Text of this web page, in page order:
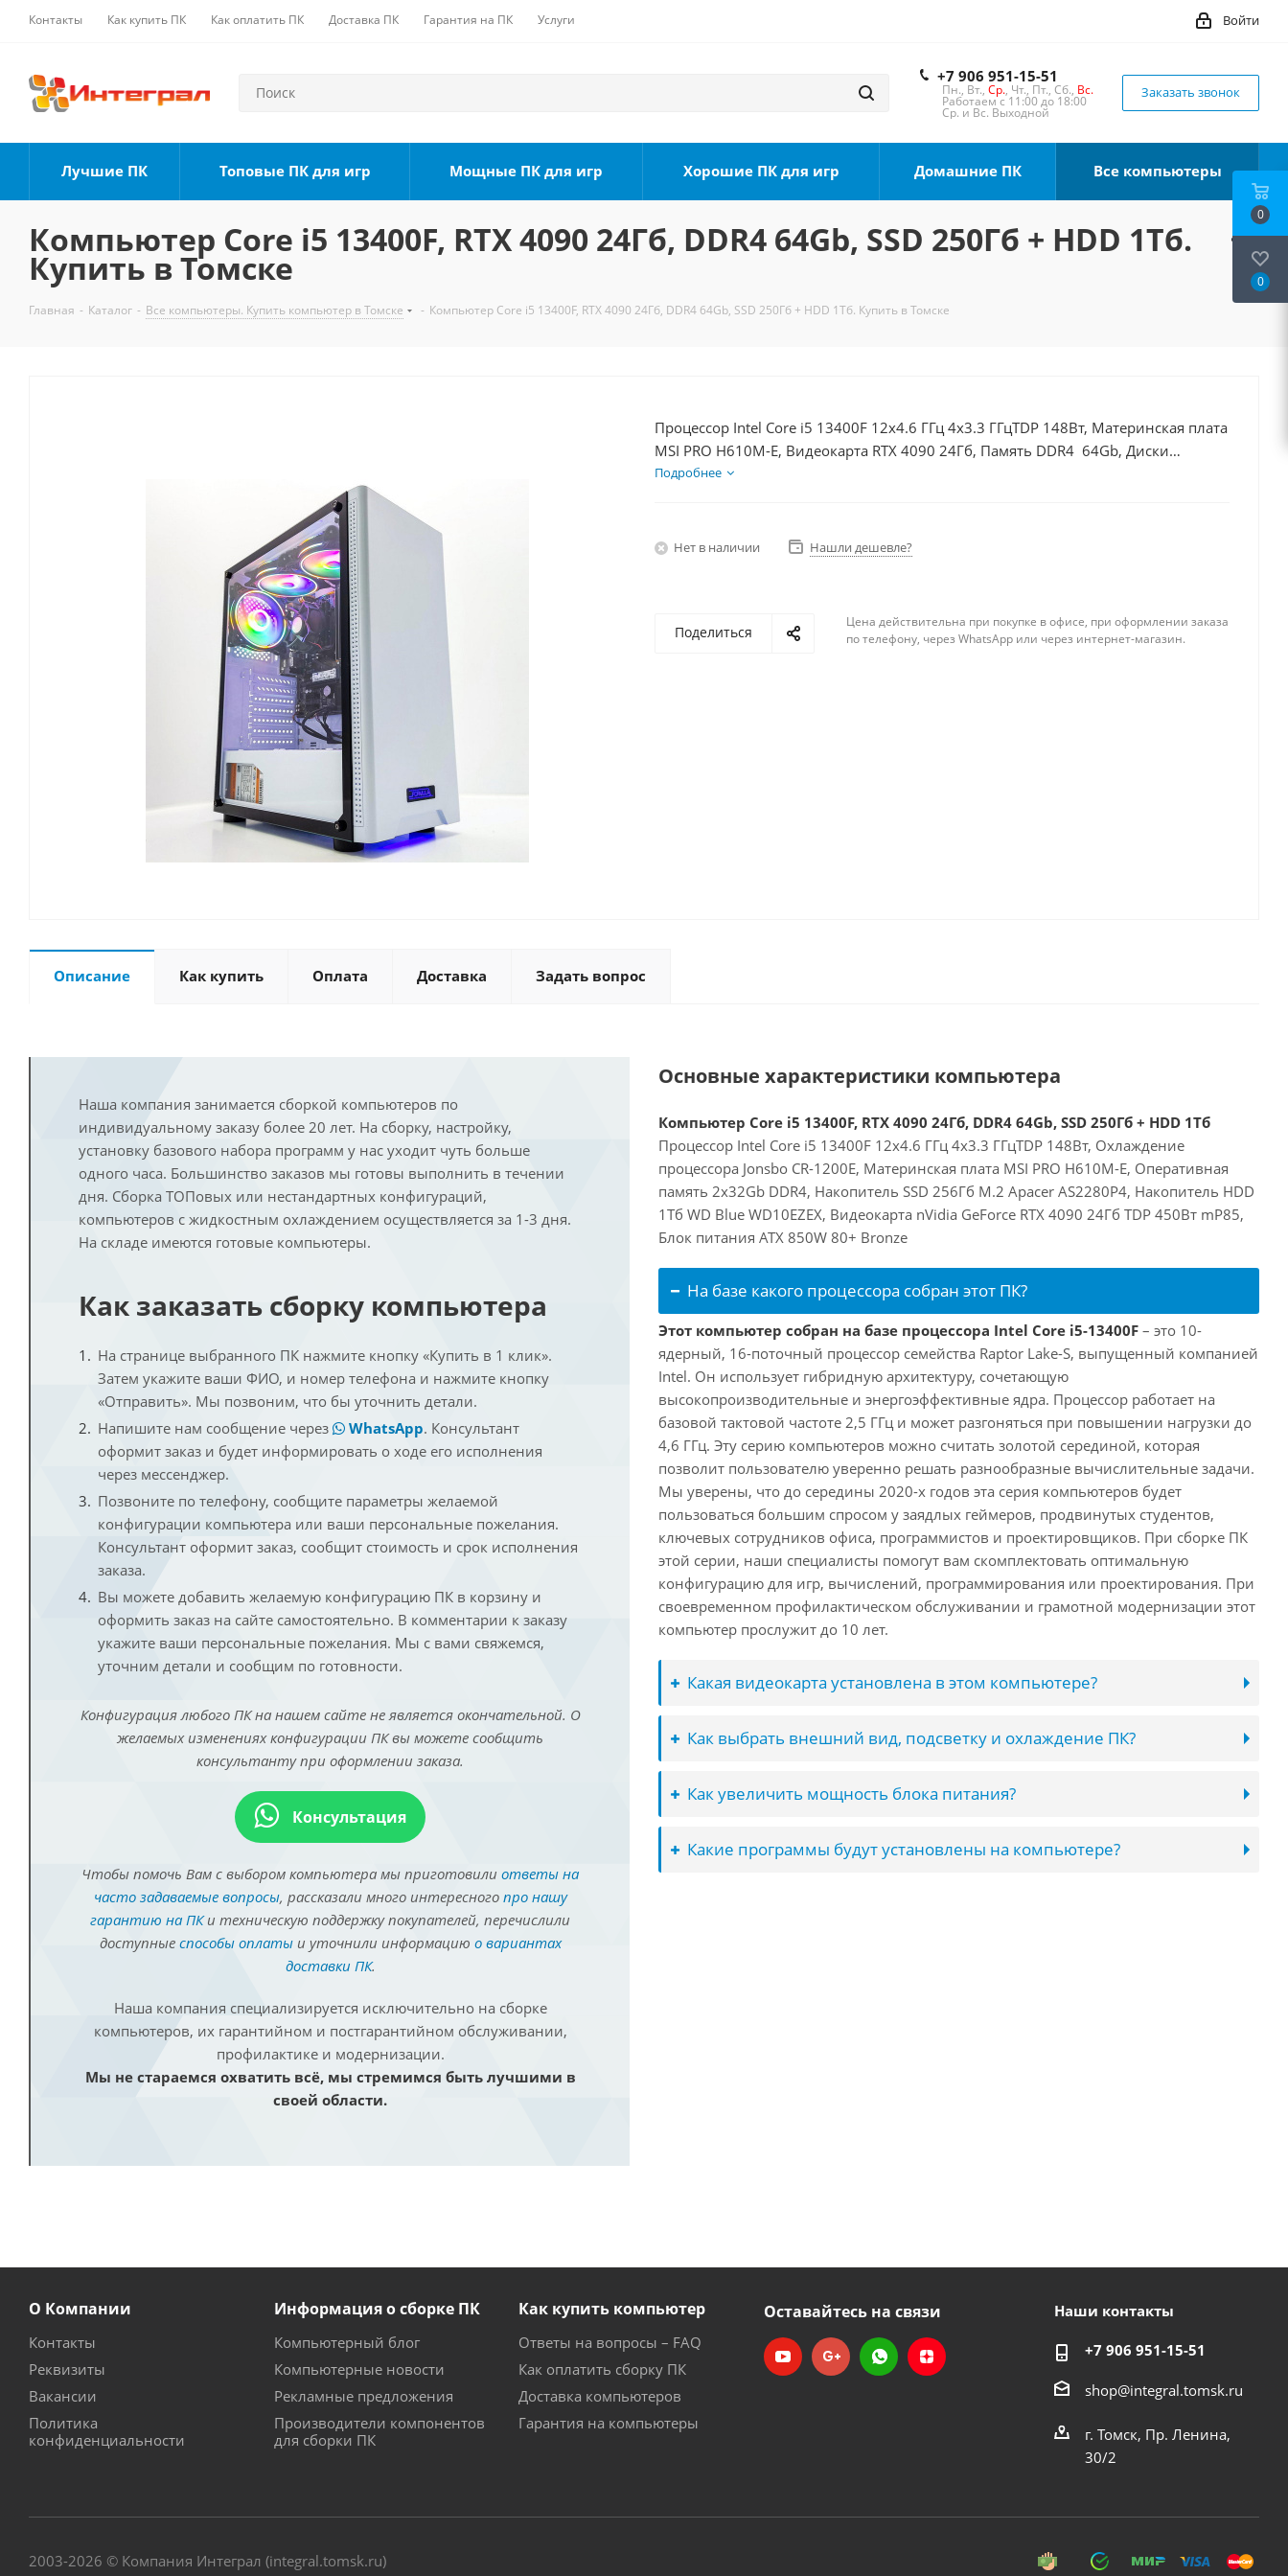
Контакты Как купить ПК Как оплатить ПК Доставка ПК Гарантия на ПК Услуги Войти
+7 906 951-15-51
Пн., Вт., Ср., Чт., Пт., Сб., Вс.
Работаем с 11:00 до 18:00
Ср. и Вс. Выходной
Заказать звонок
Лучшие ПК Топовые ПК для игр Мощные ПК для игр Хорошие ПК для игр Домашние ПК Все компьютеры
Компьютер Core i5 13400F, RTX 4090 24Гб, DDR4 64Gb, SSD 250Гб + HDD 1Тб.
Купить в Томске
Главная - Каталог - Все компьютеры. Купить компьютер в Томске - Компьютер Core i5 13400F, RTX 4090 24Гб, DDR4 64Gb, SSD 250Гб + HDD 1Тб. Купить в Томске
Процессор Intel Core i5 13400F 12x4.6 ГГц 4x3.3 ГГцTDP 148Вт, Материнская плата
MSI PRO H610M-E, Видеокарта RTX 4090 24Гб, Память DDR4 64Gb, Диски
SSD 250Гб + HDD 1Тб, БП 850Вт
Подробнее
Нет в наличии Нашли дешевле?
Поделиться
Цена действительна при покупке в офисе, при оформлении заказа
по телефону, через WhatsApp или через интернет-магазин.
Описание Как купить Оплата Доставка Задать вопрос
Наша компания занимается сборкой компьютеров по
индивидуальному заказу более 20 лет. На сборку, настройку,
установку базового набора программ у нас уходит чуть больше
одного часа. Большинство заказов мы готовы выполнить в течении
дня. Сборка ТОПовых или нестандартных конфигураций,
компьютеров с жидкостным охлаждением осуществляется за 1-3 дня.
На складе имеются готовые компьютеры.
Как заказать сборку компьютера
На странице выбранного ПК нажмите кнопку «Купить в 1 клик».
Затем укажите ваши ФИО, и номер телефона и нажмите кнопку
«Отправить». Мы позвоним, что бы уточнить детали.
Напишите нам сообщение через
WhatsApp. Консультант
оформит заказ и будет информировать о ходе его исполнения
через мессенджер.
Позвоните по телефону, сообщите параметры желаемой
конфигурации компьютера или ваши персональные пожелания.
Консультант оформит заказ, сообщит стоимость и срок исполнения
заказа.
Вы можете добавить желаемую конфигурацию ПК в корзину и
оформить заказ на сайте самостоятельно. В комментарии к заказу
укажите ваши персональные пожелания. Мы с вами свяжемся,
уточним детали и сообщим по готовности.
Конфигурация любого ПК на нашем сайте не является окончательной. О
желаемых изменениях конфигурации ПК вы можете сообщить
консультанту при оформлении заказа.
Консультация
Чтобы помочь Вам с выбором компьютера мы приготовили ответы на
часто задаваемые вопросы, рассказали много интересного про нашу
гарантию на ПКи техническую поддержку покупателей, перечислили
доступные способы оплатыи уточнили информацию о вариантах
доставки ПК.
Наша компания специализируется исключительно на сборке
компьютеров, их гарантийном и постгарантийном обслуживании,
профилактике и модернизации.
Мы не стараемся охватить всё, мы стремимся быть лучшими в
своей области.
Основные характеристики компьютера
Компьютер Core i5 13400F, RTX 4090 24Гб, DDR4 64Gb, SSD 250Гб + HDD 1Тб
Процессор Intel Core i5 13400F 12x4.6 ГГц 4x3.3 ГГцTDP 148Вт, Охлаждение
процессора Jonsbo CR-1200E, Материнская плата MSI PRO H610M-E, Оперативная
память 2x32Gb DDR4, Накопитель SSD 256Гб M.2 Apacer AS2280P4, Накопитель HDD
1Тб WD Blue WD10EZEX, Видеокарта nVidia GeForce RTX 4090 24Гб TDP 450Вт mP85,
Блок питания ATX 850W 80+ Bronze
На базе какого процессора собран этот ПК?
Этот компьютер собран на базе процессора Intel Core i5-13400F – это 10-
ядерный, 16-поточный процессор семейства Raptor Lake-S, выпущенный компанией
Intel. Он использует гибридную архитектуру, сочетающую
высокопроизводительные и энергоэффективные ядра. Процессор работает на
базовой тактовой частоте 2,5 ГГц и может разгоняться при повышении нагрузки до
4,6 ГГц. Эту серию компьютеров можно считать золотой серединой, которая
позволит пользователю уверенно решать разнообразные вычислительные задачи.
Мы уверены, что до середины 2020-х годов эта серия компьютеров будет
пользоваться большим спросом у заядлых геймеров, продвинутых студентов,
ключевых сотрудников офиса, программистов и проектировщиков. При сборке ПК
этой серии, наши специалисты помогут вам скомплектовать оптимальную
конфигурацию для игр, вычислений, программирования или проектирования. При
своевременном профилактическом обслуживании и грамотной модернизации этот
компьютер прослужит до 10 лет.
Какая видеокарта установлена в этом компьютере?
Как выбрать внешний вид, подсветку и охлаждение ПК?
Как увеличить мощность блока питания?
Какие программы будут установлены на компьютере?
О Компании
Контакты
Реквизиты
Вакансии
Политика
конфиденциальности
Информация о сборке ПК
Компьютерный блог
Компьютерные новости
Рекламные предложения
Производители компонентов
для сборки ПК
Как купить компьютер
Ответы на вопросы – FAQ
Как оплатить сборку ПК
Доставка компьютеров
Гарантия на компьютеры
Оставайтесь на связи Наши контакты
+7 906 951-15-51
shop@integral.tomsk.ru
г. Томск, Пр. Ленина,
30/2
2003-2026 © Компания Интеграл (integral.tomsk.ru)
0
0